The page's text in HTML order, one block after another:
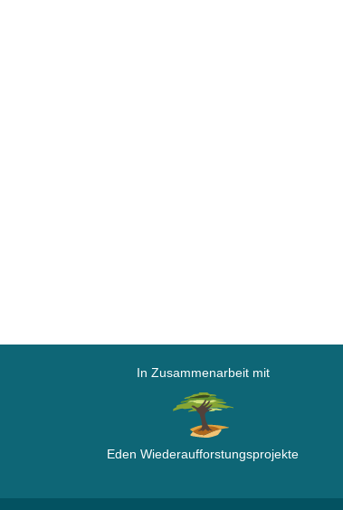
In Zusammenarbeit mit
Eden Wiederaufforstungsprojekte